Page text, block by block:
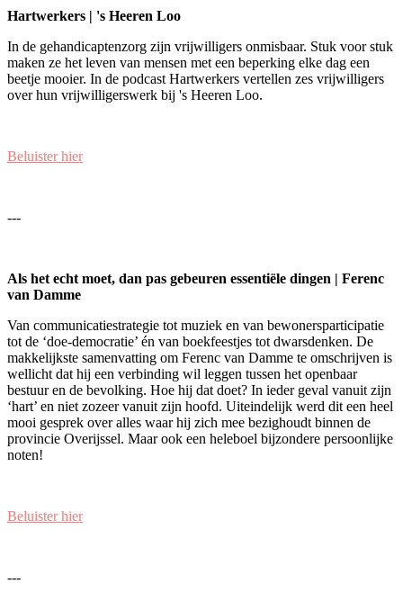
Hartwerkers | 's Heeren Loo
In de gehandicaptenzorg zijn vrijwilligers onmisbaar. Stuk voor stuk
maken ze het leven van mensen met een beperking elke dag een
beetje mooier. In de podcast Hartwerkers vertellen zes vrijwilligers
over hun vrijwilligerswerk bij 's Heeren Loo.
Beluister hier
---
Als het echt moet, dan pas gebeuren essentiële dingen | Ferenc
van Damme
Van communicatiestrategie tot muziek en van bewonersparticipatie
tot de ‘doe-democratie’ én van boekfeestjes tot dwarsdenken. De
makkelijkste samenvatting om Ferenc van Damme te omschrijven is
wellicht dat hij een verbinding wil leggen tussen het openbaar
bestuur en de bevolking. Hoe hij dat doet? In ieder geval vanuit zijn
‘hart’ en niet zozeer vanuit zijn hoofd. Uiteindelijk werd dit een heel
mooi gesprek over alles waar hij zich mee bezighoudt binnen de
provincie Overijssel. Maar ook een heleboel bijzondere persoonlijke
noten!
Beluister hier
---